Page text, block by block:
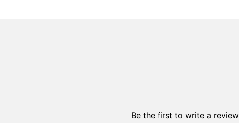
Be the first to write a review